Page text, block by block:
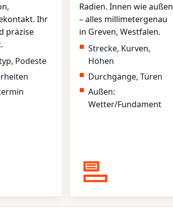
Ihr
präzise
Podeste
Radien. Innen wie außen
– alles millimetergenau
in Greven, Westfalen.
Strecke, Kurven,
Höhen
Durchgänge, Türen
Außen:
Wetter/Fundament